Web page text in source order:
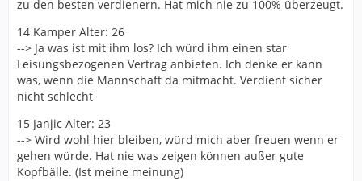
zu den besten verdienern. Hat mich nie zu 100% überzeugt.
14 Kamper Alter: 26
--> Ja was ist mit ihm los? Ich würd ihm einen star
Leisungsbezogenen Vertrag anbieten. Ich denke er kann
was, wenn die Mannschaft da mitmacht. Verdient sicher
nicht schlecht
15 Janjic Alter: 23
--> Wird wohl hier bleiben, würd mich aber freuen wenn er
gehen würde. Hat nie was zeigen können außer gute
Kopfbälle. (Ist meine meinung)